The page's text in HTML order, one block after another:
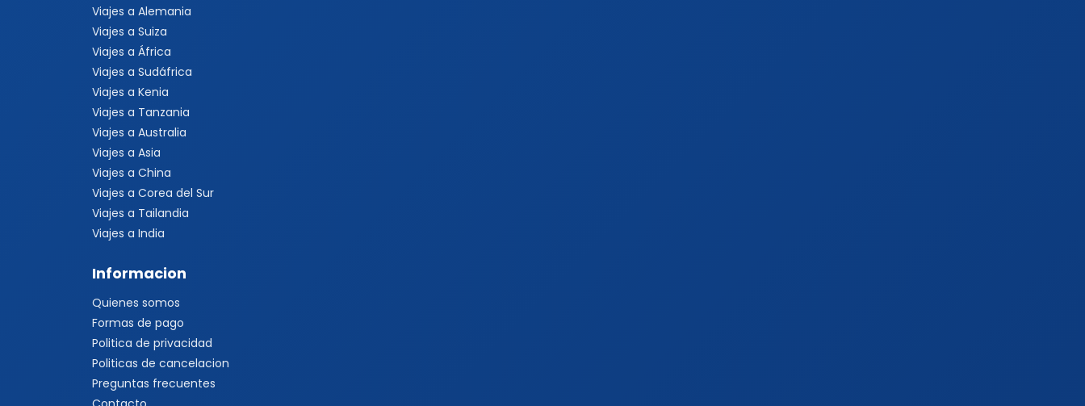
Viajes a Alemania
Viajes a Suiza
Viajes a África
Viajes a Sudáfrica
Viajes a Kenia
Viajes a Tanzania
Viajes a Australia
Viajes a Asia
Viajes a China
Viajes a Corea del Sur
Viajes a Tailandia
Viajes a India
Informacion
Quienes somos
Formas de pago
Politica de privacidad
Politicas de cancelacion
Preguntas frecuentes